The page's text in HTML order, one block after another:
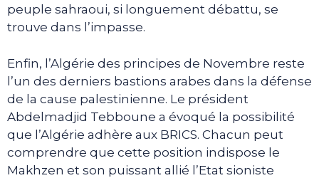
peuple sahraoui, si longuement débattu, se
trouve dans l’impasse.
Enfin, l’Algérie des principes de Novembre reste
l’un des derniers bastions arabes dans la défense
de la cause palestinienne. Le président
Abdelmadjid Tebboune a évoqué la possibilité
que l’Algérie adhère aux BRICS. Chacun peut
comprendre que cette position indispose le
Makhzen et son puissant allié l’Etat sioniste